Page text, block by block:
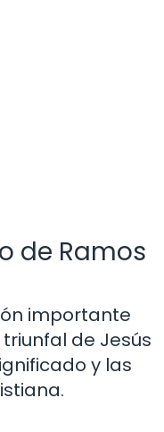
de Ramos
importante
de Jesús
y las